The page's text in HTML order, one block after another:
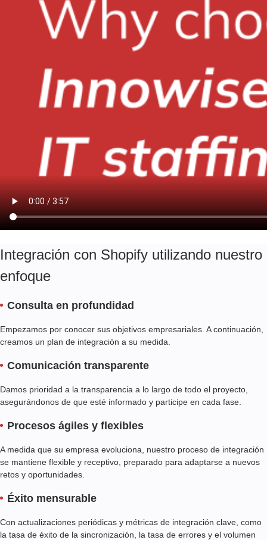
Integración con Shopify utilizando nuestro
enfoque
Consulta en profundidad
Empezamos por conocer sus objetivos empresariales. A continuación,
creamos un plan de integración a su medida.
Comunicación transparente
Damos prioridad a la transparencia a lo largo de todo el proyecto,
asegurándonos de que esté informado y participe en cada fase.
Procesos ágiles y flexibles
A medida que su empresa evoluciona, nuestro proceso de integración
se mantiene flexible y receptivo, preparado para adaptarse a nuevos
retos y oportunidades.
Éxito mensurable
Con actualizaciones periódicas y métricas de integración clave, como
la tasa de éxito de la sincronización, la tasa de errores y el volumen